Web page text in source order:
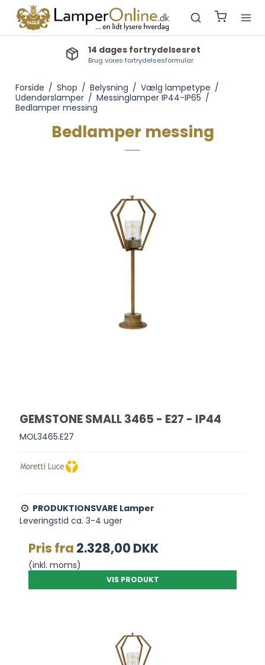
14 dages fortrydelsesret
Brug vores fortrydelsesformular
Forside / Shop / Belysning / Vælg lampetype /
Udendørslamper / Messinglamper IP44-IP65 /
Bedlamper messing
Bedlamper messing
GEMSTONE SMALL 3465 - E27 - IP44
MOL3465.E27
PRODUKTIONSVARE Lamper
Leveringstid ca. 3-4 uger
Pris fra 2.328,00 DKK
(inkl. moms)
VIS PRODUKT